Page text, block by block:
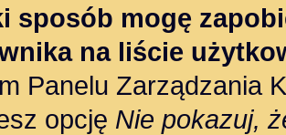
sposób mogę
na liście
Panelu Zarządzania
opcję Nie pokazuj,